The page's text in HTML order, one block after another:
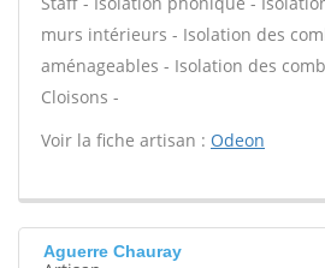
murs intérieurs - Isolation des
aménageables - Isolation des
Cloisons -
Voir la fiche artisan : Odeon
Aguerre Chauray